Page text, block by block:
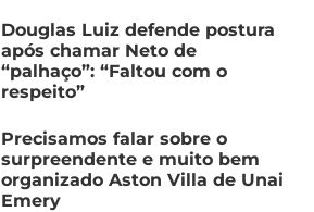
Douglas Luiz defende postura
após chamar Neto de
“palhaço”: “Faltou com o
respeito”
Precisamos falar sobre o
surpreendente e muito bem
organizado Aston Villa de Unai
Emery